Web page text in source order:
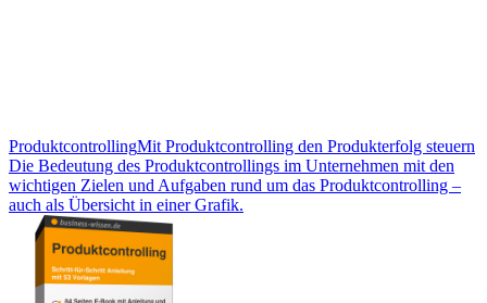
ProduktcontrollingMit Produktcontrolling den Produkterfolg steuern
Die Bedeutung des Produktcontrollings im Unternehmen mit den
wichtigen Zielen und Aufgaben rund um das Produktcontrolling –
auch als Übersicht in einer Grafik.